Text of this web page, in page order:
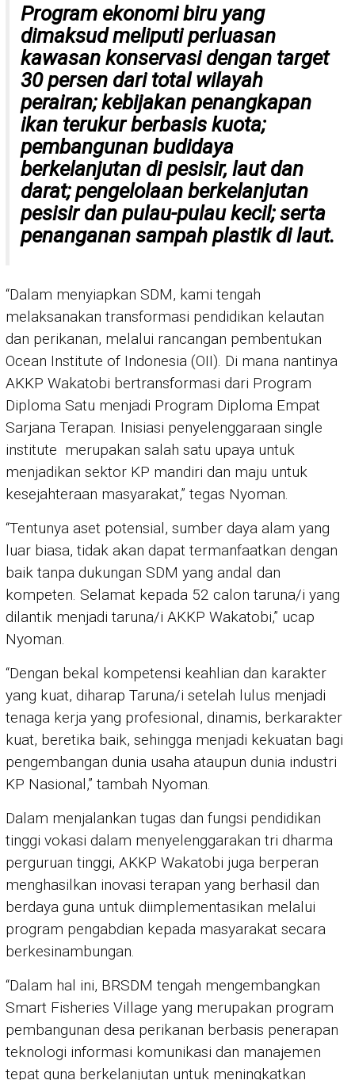
Program ekonomi biru yang
dimaksud meliputi perluasan
kawasan konservasi dengan target
30 persen dari total wilayah
perairan; kebijakan penangkapan
ikan terukur berbasis kuota;
pembangunan budidaya
berkelanjutan di pesisir, laut dan
darat; pengelolaan berkelanjutan
pesisir dan pulau-pulau kecil; serta
penanganan sampah plastik di laut.
“Dalam menyiapkan SDM, kami tengah
melaksanakan transformasi pendidikan kelautan
dan perikanan, melalui rancangan pembentukan
Ocean Institute of Indonesia (OII). Di mana nantinya
AKKP Wakatobi bertransformasi dari Program
Diploma Satu menjadi Program Diploma Empat
Sarjana Terapan. Inisiasi penyelenggaraan single
institute merupakan salah satu upaya untuk
menjadikan sektor KP mandiri dan maju untuk
kesejahteraan masyarakat,” tegas Nyoman.
“Tentunya aset potensial, sumber daya alam yang
luar biasa, tidak akan dapat termanfaatkan dengan
baik tanpa dukungan SDM yang andal dan
kompeten. Selamat kepada 52 calon taruna/i yang
dilantik menjadi taruna/i AKKP Wakatobi,” ucap
Nyoman.
“Dengan bekal kompetensi keahlian dan karakter
yang kuat, diharap Taruna/i setelah lulus menjadi
tenaga kerja yang profesional, dinamis, berkarakter
kuat, beretika baik, sehingga menjadi kekuatan bagi
pengembangan dunia usaha ataupun dunia industri
KP Nasional,” tambah Nyoman.
Dalam menjalankan tugas dan fungsi pendidikan
tinggi vokasi dalam menyelenggarakan tri dharma
perguruan tinggi, AKKP Wakatobi juga berperan
menghasilkan inovasi terapan yang berhasil dan
berdaya guna untuk diimplementasikan melalui
program pengabdian kepada masyarakat secara
berkesinambungan.
“Dalam hal ini, BRSDM tengah mengembangkan
Smart Fisheries Village yang merupakan program
pembangunan desa perikanan berbasis penerapan
teknologi informasi komunikasi dan manajemen
tepat guna berkelanjutan untuk meningkatkan